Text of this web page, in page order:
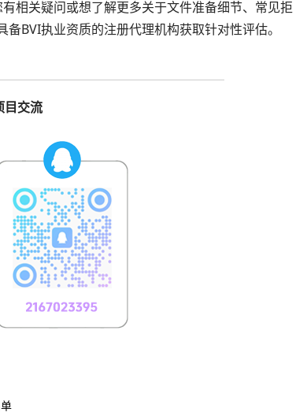
相关疑问或想了解更多关于文件准备细节、常见拒
BVI执业资质的注册代理机构获取针对性评估。
目交流